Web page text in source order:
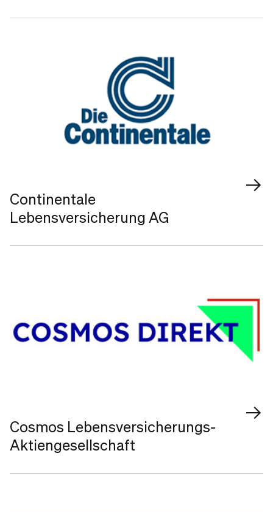
Continentale
Lebensversicherung AG
Cosmos Lebensversicherungs-
Aktiengesellschaft